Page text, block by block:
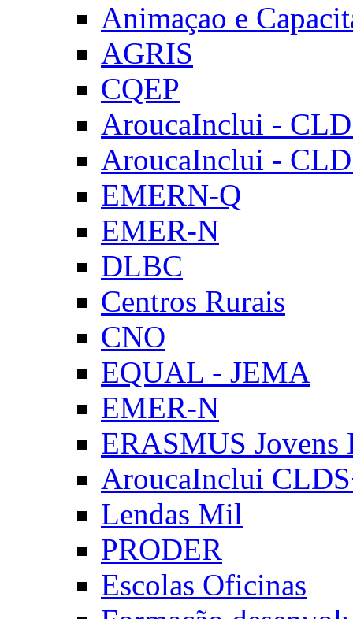
Animaçao e
AGRIS
CQEP
AroucaInclui -
AroucaInclui -
EMERN-Q
EMER-N
DLBC
Centros Rurais
CNO
EQUAL - JEMA
EMER-N
ERASMUS Jovens
AroucaInclui
Lendas Mil
PRODER
Escolas Oficinas